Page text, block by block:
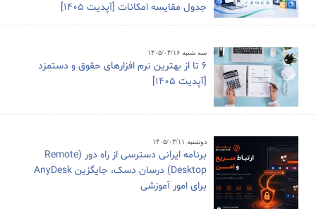
جدول مقایسه امکانات [آپدیت 1405]
سه شنبه ۱۴۰۵/۰۴/۱۶
6 تا از بهترین نرم افزارهای حقوق و دستمزد
[آپدیت 1405]
دوشنبه ۱۴۰۵/۰۳/۱۱
برنامه ایرانی دسترسی از راه دور (Remote
Desktop) درسان دسک، جایگزین AnyDesk
برای امور آموزشی